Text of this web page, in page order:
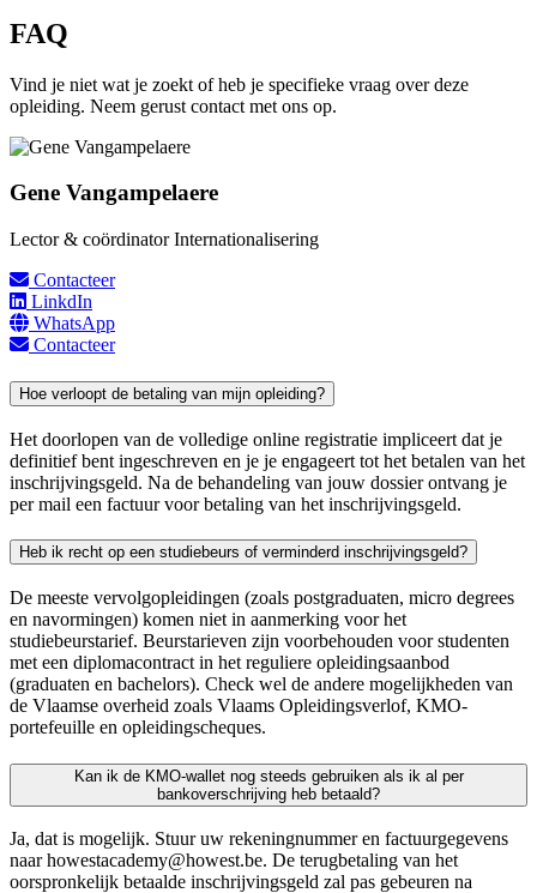
FAQ
Vind je niet wat je zoekt of heb je specifieke vraag over deze
opleiding. Neem gerust contact met ons op.
Gene Vangampelaere
Lector & coördinator Internationalisering
Contacteer
LinkdIn
WhatsApp
Contacteer
Hoe verloopt de betaling van mijn opleiding?
Het doorlopen van de volledige online registratie impliceert dat je
definitief bent ingeschreven en je je engageert tot het betalen van het
inschrijvingsgeld. Na de behandeling van jouw dossier ontvang je
per mail een factuur voor betaling van het inschrijvingsgeld.
Heb ik recht op een studiebeurs of verminderd inschrijvingsgeld?
De meeste vervolgopleidingen (zoals postgraduaten, micro degrees
en navormingen) komen niet in aanmerking voor het
studiebeurstarief. Beurstarieven zijn voorbehouden voor studenten
met een diplomacontract in het reguliere opleidingsaanbod
(graduaten en bachelors). Check wel de andere mogelijkheden van
de Vlaamse overheid zoals Vlaams Opleidingsverlof, KMO-
portefeuille en opleidingscheques.
Kan ik de KMO-wallet nog steeds gebruiken als ik al per
bankoverschrijving heb betaald?
Ja, dat is mogelijk. Stuur uw rekeningnummer en factuurgegevens
naar howestacademy@howest.be. De terugbetaling van het
oorspronkelijk betaalde inschrijvingsgeld zal pas gebeuren na